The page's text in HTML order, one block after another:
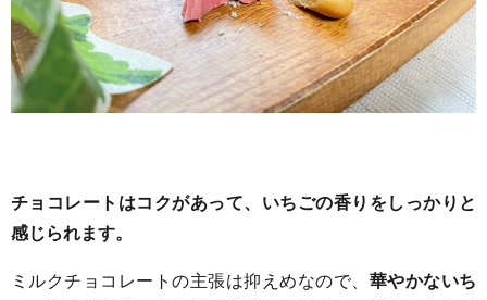
チョコレートはコクがあって、いちごの香りをしっかりと
感じられます。
ミルクチョコレートの主張は抑えめなので、 華やかないち